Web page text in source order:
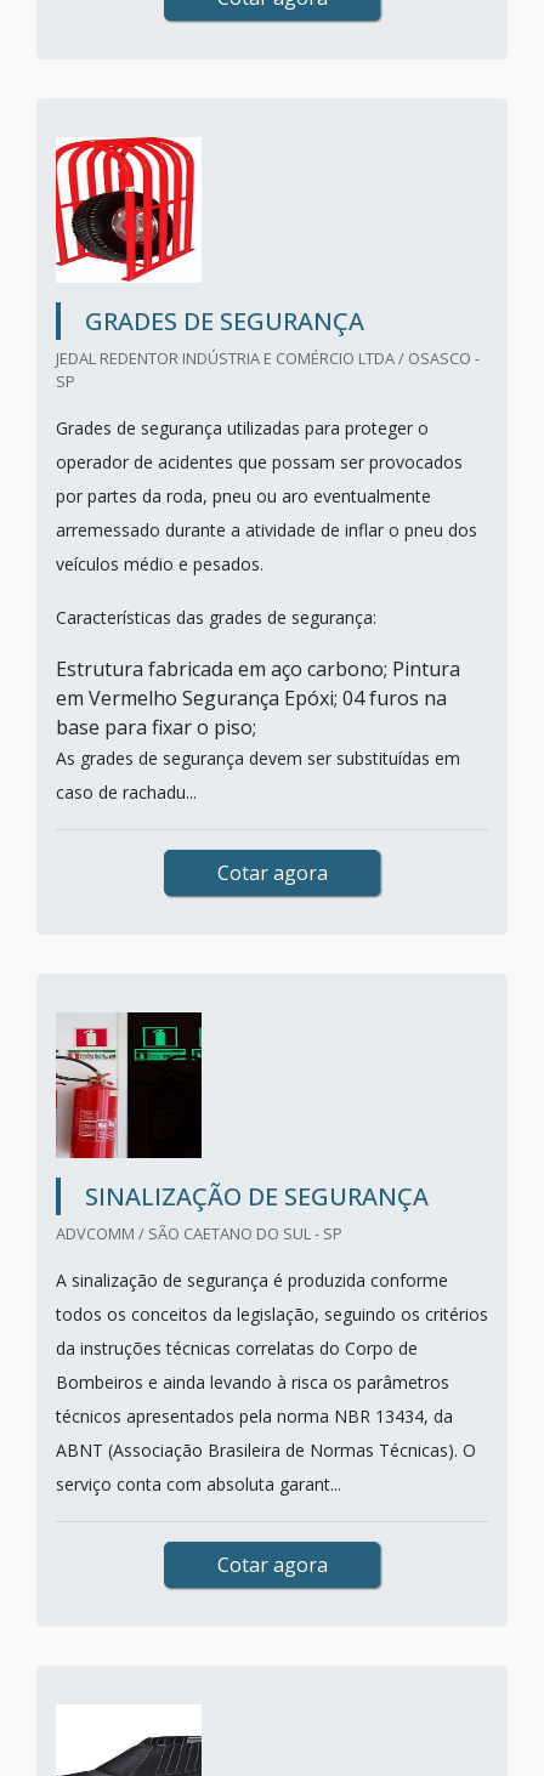
GRADES DE SEGURANÇA
JEDAL REDENTOR INDÚSTRIA E COMÉRCIO LTDA / OSASCO -
SP
Grades de segurança utilizadas para proteger o
operador de acidentes que possam ser provocados
por partes da roda, pneu ou aro eventualmente
arremessado durante a atividade de inflar o pneu dos
veículos médio e pesados.
Características das grades de segurança:
Estrutura fabricada em aço carbono; Pintura
em Vermelho Segurança Epóxi; 04 furos na
base para fixar o piso;
As grades de segurança devem ser substituídas em
caso de rachadu...
Cotar agora
SINALIZAÇÃO DE SEGURANÇA
ADVCOMM / SÃO CAETANO DO SUL - SP
A sinalização de segurança é produzida conforme
todos os conceitos da legislação, seguindo os critérios
da instruções técnicas correlatas do Corpo de
Bombeiros e ainda levando à risca os parâmetros
técnicos apresentados pela norma NBR 13434, da
ABNT (Associação Brasileira de Normas Técnicas). O
serviço conta com absoluta garant...
Cotar agora